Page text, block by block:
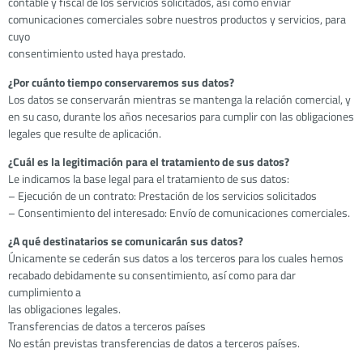
comunicaciones comerciales sobre nuestros productos y servicios, para
cuyo
consentimiento usted haya prestado.
¿Por cuánto tiempo conservaremos sus datos?
Los datos se conservarán mientras se mantenga la relación comercial, y
en su caso, durante los años necesarios para cumplir con las obligaciones
legales que resulte de aplicación.
¿Cuál es la legitimación para el tratamiento de sus datos?
Le indicamos la base legal para el tratamiento de sus datos:
– Ejecución de un contrato: Prestación de los servicios solicitados
– Consentimiento del interesado: Envío de comunicaciones comerciales.
¿A qué destinatarios se comunicarán sus datos?
Únicamente se cederán sus datos a los terceros para los cuales hemos
recabado debidamente su consentimiento, así como para dar
cumplimiento a
las obligaciones legales.
Transferencias de datos a terceros países
No están previstas transferencias de datos a terceros países.